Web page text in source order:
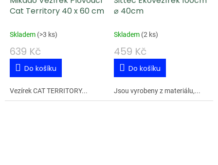
Cat Territory 40 x 60 cm
Skladem (>3 ks)
639 Kč
Do košíku
Vezírek CAT TERRITORY...
⌀ 40cm
Skladem (2 ks)
459 Kč
Do košíku
Jsou vyrobeny z materiálu,...